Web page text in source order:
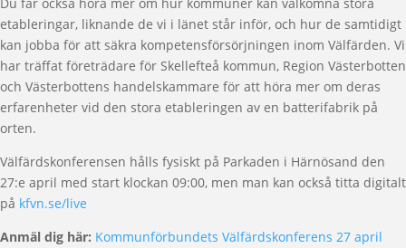
etableringar, liknande de vi i länet står inför, och hur de samtidigt
kan jobba för att säkra kompetensförsörjningen inom Välfärden. Vi
har träffat företrädare för Skellefteå kommun, Region Västerbotten
och Västerbottens handelskammare för att höra mer om deras
erfarenheter vid den stora etableringen av en batterifabrik på
orten.
Välfärdskonferensen hålls fysiskt på Parkaden i Härnösand den
27:e april med start klockan 09:00, men man kan också titta digitalt
på kfvn.se/live
Anmäl dig här: Kommunförbundets Välfärdskonferens 27 april